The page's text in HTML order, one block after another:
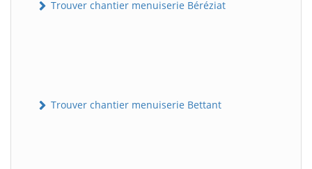
Trouver chantier menuiserie Béréziat
Trouver chantier menuiserie Bettant